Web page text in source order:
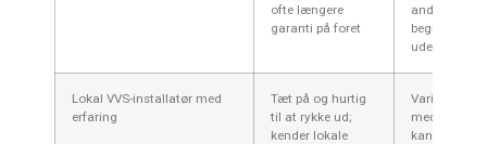
ofte længere
garanti på foret
andre fag;
begrænset
udenfor
Lokal VVS-installatør med
erfaring
Tæt på og hurtig
til at rykke ud;
kender lokale
Varierende
med
kan bruge